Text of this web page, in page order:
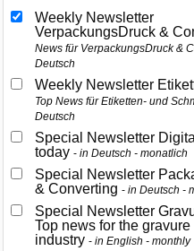
Weekly Newsletter
VerpackungsDruck &
News für VerpackungsDruck &
Deutsch
Weekly Newsletter
Top News für Etiketten- und
Deutsch
Special Newsletter
today in Deutsch - monatlich
Special Newsletter
& Converting in Deutsch -
Special Newsletter
Top news for the
industry in English - monthly